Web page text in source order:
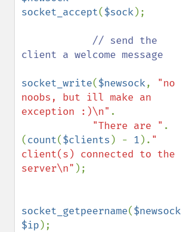
socket_accept($sock);
// send the
client a welcome message
socket_write($newsock, "no
noobs, but ill make an
exception :)\n" .
"There are " .
(count($clients ) - 1 ). "
client(s) connected to the
server\n" );
socket_getpeername($newsock
$ip );